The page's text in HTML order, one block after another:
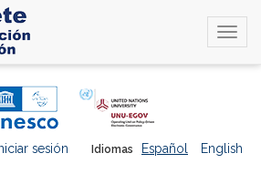
Idiomas Español English
sesión